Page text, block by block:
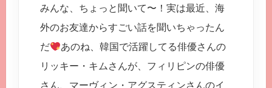
みんな、ちょっと聞いて〜！実は最近、海
外のお友達からすごい話を聞いちゃったん
だ
あのね、韓国で活躍してる俳優さんの
リッキー・キムさんが、フィリピンの俳優
さん、マーヴィン・アグスティンさんのイ